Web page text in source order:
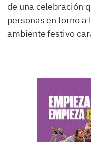
de una celebración
personas en torno
ambiente festivo